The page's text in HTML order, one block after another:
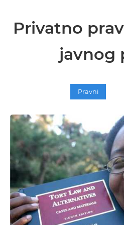
Privatno
javnog
Pravni